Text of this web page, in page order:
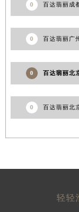
0 百达翡丽成
0 百达翡丽广
0 百达翡丽北
0 百达翡丽北
轻轻